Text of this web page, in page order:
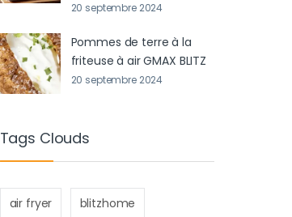
20 septembre 2024
Pommes de terre à la
friteuse à air GMAX BLITZ
20 septembre 2024
Tags Clouds
air fryer blitzhome